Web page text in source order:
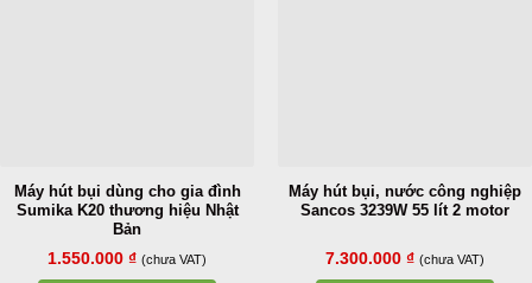
Máy hút bụi dùng cho gia đình
Sumika K20 thương hiệu Nhật
Bản
1.550.000 ₫ (chưa VAT)
Máy hút bụi, nước công nghiệp
Sancos 3239W 55 lít 2 motor
7.300.000 ₫ (chưa VAT)